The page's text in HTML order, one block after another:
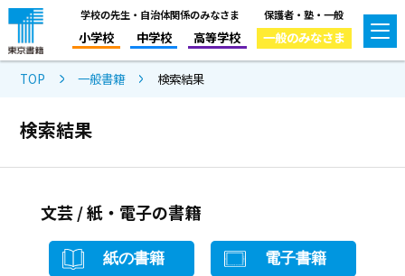
学校の先生・自治体関係のみなさま
小学校 中学校 高等学校
保護者・塾・一般
一般のみなさま
TOP 一般書籍 検索結果
検索結果
文芸 / 紙・電子の書籍
紙の書籍 電子書籍